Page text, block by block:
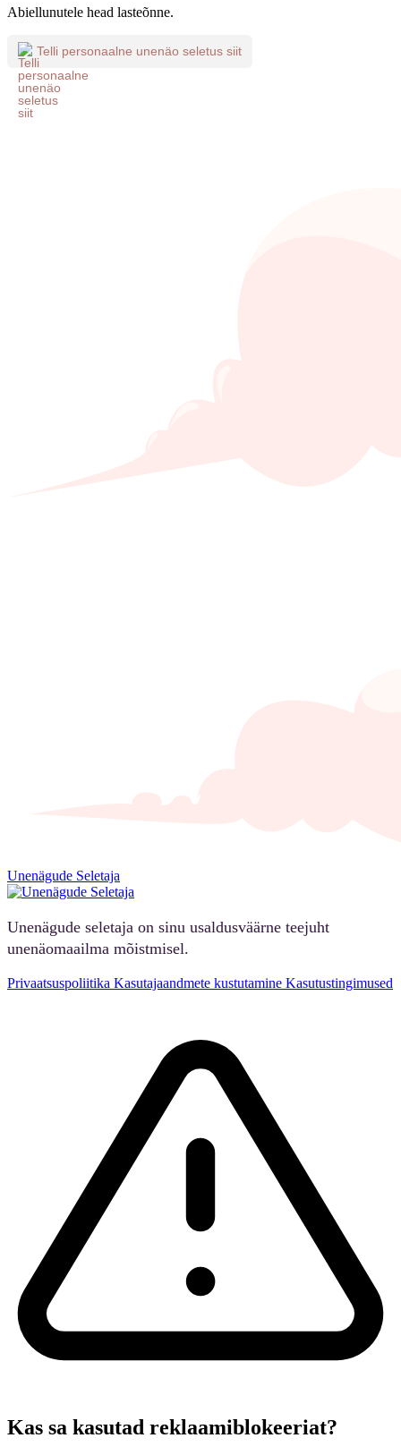
Abiellunutele head lasteõnne.
Telli personaalne unenäo seletus siit
Unenägude Seletaja
Unenägude seletaja on sinu usaldusväärne teejuht
unenäomaailma mõistmisel.
Privaatsuspoliitika Kasutajaandmete kustutamine Kasutustingimused
Kas sa kasutad reklaamiblokeeriat?